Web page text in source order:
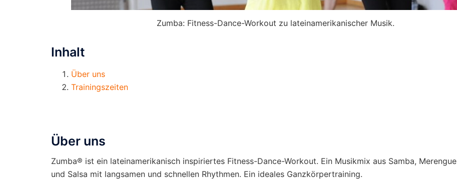
Zumba: Fitness-Dance-Workout zu lateinamerikanischer Musik.
Inhalt
Über uns
Trainingszeiten
Über uns
Zumba® ist ein lateinamerikanisch inspiriertes Fitness-Dance-Workout. Ein Musikmix aus Samba, Merengue
und Salsa mit langsamen und schnellen Rhythmen. Ein ideales Ganzkörpertraining.